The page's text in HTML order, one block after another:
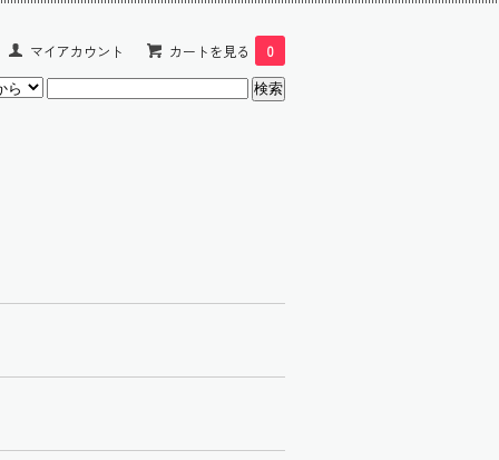
マイアカウント カートを見る 0